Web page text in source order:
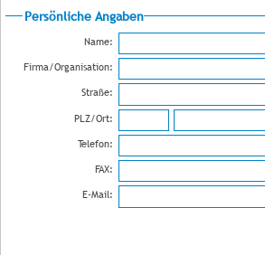
Persönliche Angaben
Name:
Firma/Organisation:
Straße:
PLZ/Ort:
Telefon:
FAX:
E-Mail: